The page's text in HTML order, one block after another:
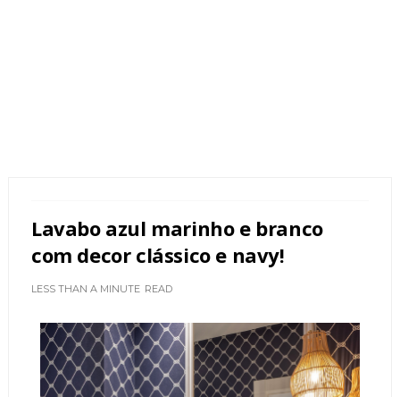
Lavabo azul marinho e branco
com decor clássico e navy!
LESS THAN A MINUTE READ